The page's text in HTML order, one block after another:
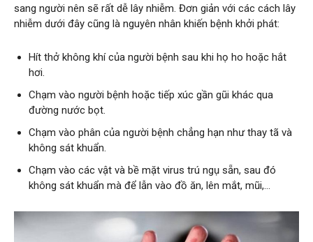
sang người nên sẽ rất dễ lây nhiễm. Đơn giản với các cách lây
nhiễm dưới đây cũng là nguyên nhân khiến bệnh khởi phát:
Hít thở không khí của người bệnh sau khi họ ho hoặc hắt
hơi.
Chạm vào người bệnh hoặc tiếp xúc gần gũi khác qua
đường nước bọt.
Chạm vào phân của người bệnh chẳng hạn như thay tã và
không sát khuẩn.
Chạm vào các vật và bề mặt virus trú ngụ sẵn, sau đó
không sát khuẩn mà để lẫn vào đồ ăn, lên mắt, mũi,…